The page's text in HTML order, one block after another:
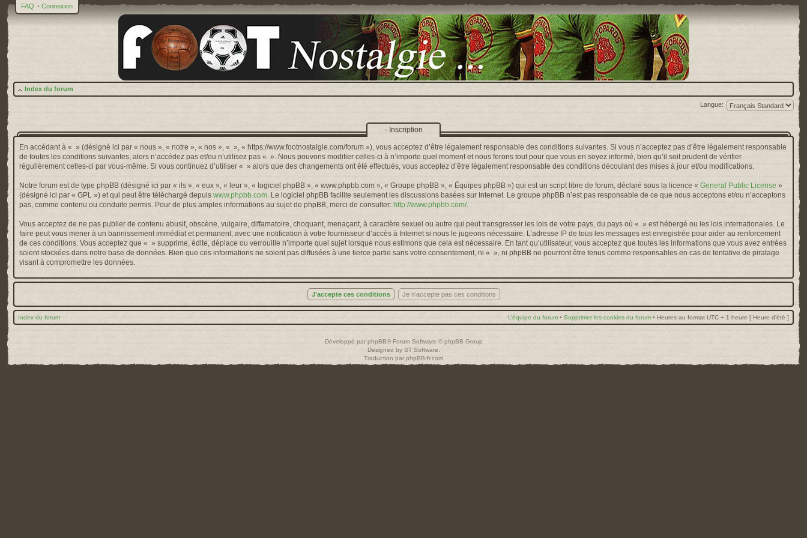
FAQ • Connexion
Index du forum
Langue:
- Inscription
En accédant à « » (désigné ici par « nous », « notre », « nos », « », « https://www.footnostalgie.com/forum »), vous acceptez d’être légalement responsable des conditions suivantes. Si vous n’acceptez pas d’être légalement responsable
de toutes les conditions suivantes, alors n’accédez pas et/ou n’utilisez pas « ». Nous pouvons modifier celles-ci à n’importe quel moment et nous ferons tout pour que vous en soyez informé, bien qu’il soit prudent de vérifier
régulièrement celles-ci par vous-même. Si vous continuez d’utiliser « » alors que des changements ont été effectués, vous acceptez d’être légalement responsable des conditions découlant des mises à jour et/ou modifications.
Notre forum est de type phpBB (désigné ici par « ils », « eux », « leur », « logiciel phpBB », « www.phpbb.com », « Groupe phpBB », « Équipes phpBB ») qui est un script libre de forum, déclaré sous la licence « General Public License »
(désigné ici par « GPL ») et qui peut être téléchargé depuis www.phpbb.com . Le logiciel phpBB facilite seulement les discussions basées sur Internet. Le groupe phpBB n’est pas responsable de ce que nous acceptons et/ou n’acceptons
pas, comme contenu ou conduite permis. Pour de plus amples informations au sujet de phpBB, merci de consulter: http://www.phpbb.com/.
Vous acceptez de ne pas publier de contenu abusif, obscène, vulgaire, diffamatoire, choquant, menaçant, à caractère sexuel ou autre qui peut transgresser les lois de votre pays, du pays où « » est hébergé ou les lois internationales. Le
faire peut vous mener à un bannissement immédiat et permanent, avec une notification à votre fournisseur d’accès à Internet si nous le jugeons nécessaire. L’adresse IP de tous les messages est enregistrée pour aider au renforcement
de ces conditions. Vous acceptez que « » supprime, édite, déplace ou verrouille n’importe quel sujet lorsque nous estimons que cela est nécessaire. En tant qu’utilisateur, vous acceptez que toutes les informations que vous avez entrées
soient stockées dans notre base de données. Bien que ces informations ne soient pas diffusées à une tierce partie sans votre consentement, ni « », ni phpBB ne pourront être tenus comme responsables en cas de tentative de piratage
visant à compromettre les données.
Index du forum L’équipe du forum • Supprimer les cookies du forum • Heures au format UTC + 1 heure [ Heure d’été ]
Développé parphpBB® Forum Software © phpBB Group
Designed by ST Software
Traduction par phpBB-fr.com